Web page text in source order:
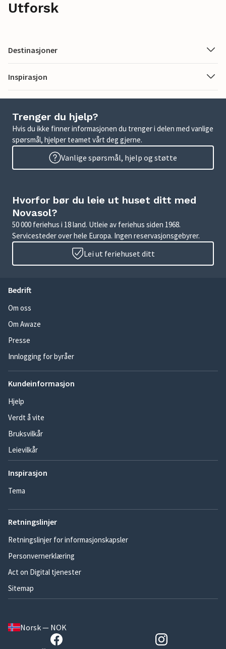
Utforsk
Destinasjoner
Inspirasjon
Trenger du hjelp?
Hvis du ikke finner informasjonen du trenger i delen med vanlige
spørsmål, hjelper teamet vårt deg gjerne.
Vanlige spørsmål, hjelp og støtte
Hvorfor bør du leie ut huset ditt med
Novasol?
50 000 feriehus i 18 land. Utleie av feriehus siden 1968.
Servicesteder over hele Europa. Ingen reservasjonsgebyrer.
Lei ut feriehuset ditt
Bedrift
Om oss
Om Awaze
Presse
Innlogging for byråer
Kundeinformasjon
Hjelp
Verdt å vite
Bruksvilkår
Leievilkår
Inspirasjon
Tema
Retningslinjer
Retningslinjer for informasjonskapsler
Personvernerklæring
Act on Digital tjenester
Sitemap
Norsk — NOK